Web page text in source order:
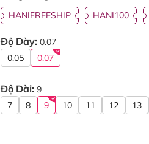
HANIFREESHIP HANI100
Độ Dày: 0.07
0.05
0.07
Độ Dài: 9
7
8 9 10 11 12 13